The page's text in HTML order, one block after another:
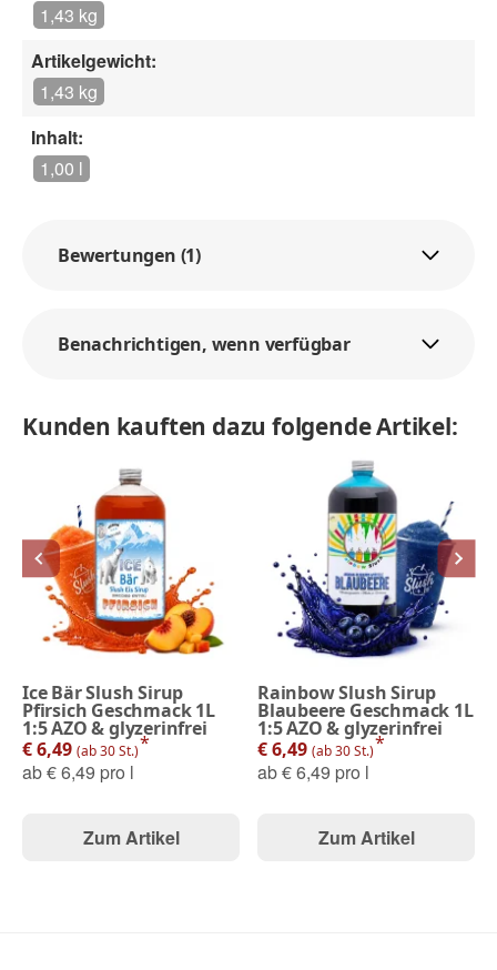
1,43 kg
Artikelgewicht:
1,43 kg
Inhalt:
1,00 l
Bewertungen (1)
Benachrichtigen, wenn verfügbar
Kunden kauften dazu folgende Artikel:
Ice Bär Slush Sirup
Pfirsich Geschmack 1L
1:5 AZO & glyzerinfrei
€ 6,49 (ab 30 St.)*
ab€ 6,49 pro l
Zum Artikel
Rainbow Slush Sirup
Blaubeere Geschmack 1L
1:5 AZO & glyzerinfrei
€ 6,49 (ab 30 St.)*
ab€ 6,49 pro l
Zum Artikel